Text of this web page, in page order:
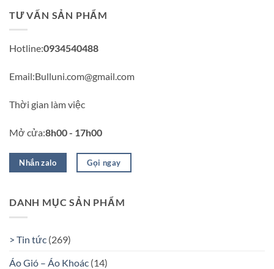
TƯ VẤN SẢN PHẨM
Hotline:0934540488
Email:Bulluni.com@gmail.com
Thời gian làm việc
Mở cửa:8h00 - 17h00
Nhắn zalo Gọi ngay
DANH MỤC SẢN PHẨM
> Tin tức (269)
Áo Gió – Áo Khoác (14)